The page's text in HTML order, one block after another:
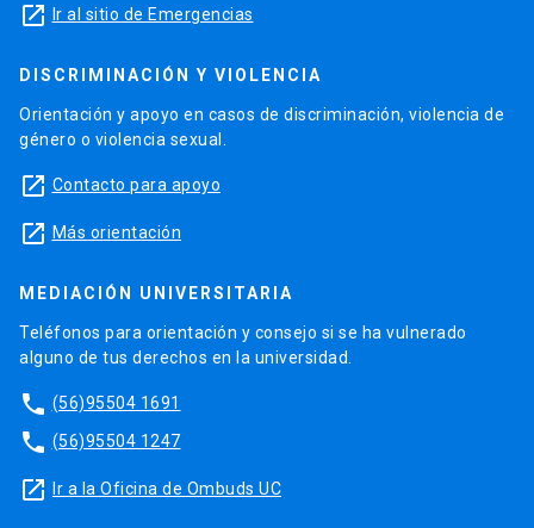
launch Ir al sitio de Emergencias
DISCRIMINACIÓN Y VIOLENCIA
Orientación y apoyo en casos de discriminación, violencia de
género o violencia sexual.
launch Contacto para apoyo
launch Más orientación
MEDIACIÓN UNIVERSITARIA
Teléfonos para orientación y consejo si se ha vulnerado
alguno de tus derechos en la universidad.
phone (56)95504 1691
phone (56)95504 1247
launch Ir a la Oficina de Ombuds UC